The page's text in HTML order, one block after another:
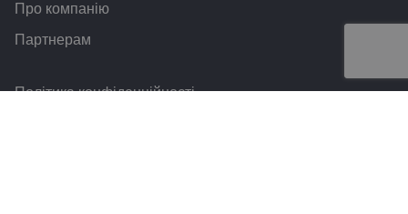
Про компанію
Партнерам
Політика конфіденційності